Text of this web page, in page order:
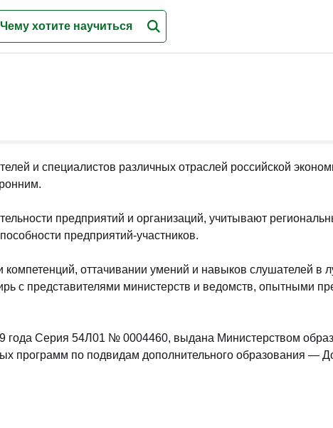
и специалистов различных отраслей российской
предприятий и организаций, учитывают
предприятий-участников.
оттачивании умений и навыков слушателей в
с представителями министерств и ведомств, опытными
года Серия 54Л01 № 0004460, выдана Министерством
программ по подвидам дополнительного образования —